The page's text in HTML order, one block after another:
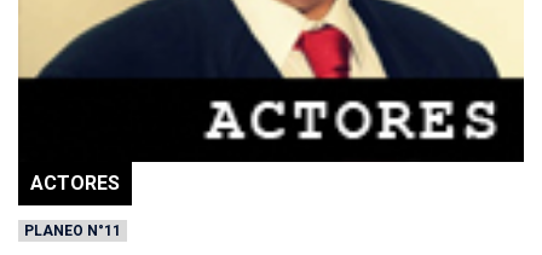
ACTORES
PLANEO N°11